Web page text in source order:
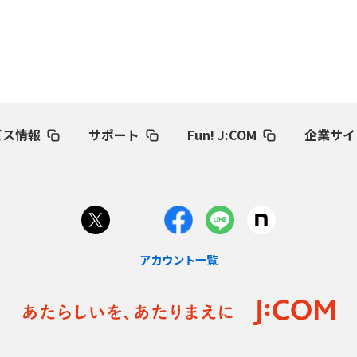
情報 サポート Fun! J:COM 企業サ
アカウント一覧